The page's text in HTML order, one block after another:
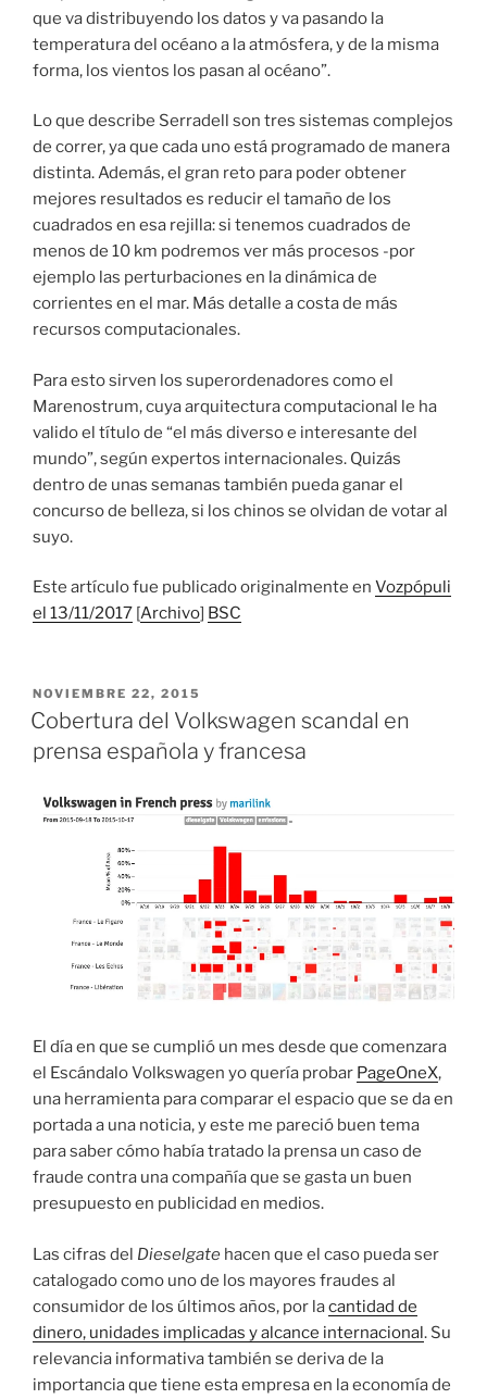
que va distribuyendo los datos y va pasando la
temperatura del océano a la atmósfera, y de la misma
forma, los vientos los pasan al océano”.
Lo que describe Serradell son tres sistemas complejos
de correr, ya que cada uno está programado de manera
distinta. Además, el gran reto para poder obtener
mejores resultados es reducir el tamaño de los
cuadrados en esa rejilla: si tenemos cuadrados de
menos de 10 km podremos ver más procesos -por
ejemplo las perturbaciones en la dinámica de
corrientes en el mar. Más detalle a costa de más
recursos computacionales.
Para esto sirven los superordenadores como el
Marenostrum, cuya arquitectura computacional le ha
valido el título de “el más diverso e interesante del
mundo”, según expertos internacionales. Quizás
dentro de unas semanas también pueda ganar el
concurso de belleza, si los chinos se olvidan de votar al
suyo.
Este artículo fue publicado originalmente en Vozpópuli
el 13/11/2017 [Archivo] BSC
PUBLICADO
EL
NOVIEMBRE 22, 2015
Cobertura del Volkswagen scandal en
prensa española y francesa
El día en que se cumplió un mes desde que comenzara
el Escándalo Volkswagen yo quería probar PageOneX,
una herramienta para comparar el espacio que se da en
portada a una noticia, y este me pareció buen tema
para saber cómo había tratado la prensa un caso de
fraude contra una compañía que se gasta un buen
presupuesto en publicidad en medios.
Las cifras del Dieselgate hacen que el caso pueda ser
catalogado como uno de los mayores fraudes al
consumidor de los últimos años, por lacantidad de
dinero, unidades implicadas y alcance internacional. Su
relevancia informativa también se deriva de la
importancia que tiene esta empresa en la economía de